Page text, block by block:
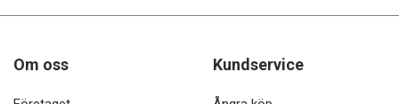
Om oss Kundservice